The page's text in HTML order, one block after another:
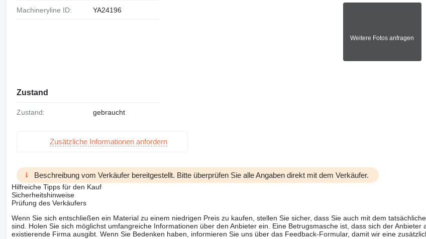
Weitere Fotos anfragen
Machineryline ID: YA24196
Zustand
Zustand: gebraucht
Zusätzliche Informationen anfordern
Beschreibung vom Verkäufer bereitgestellt. Bitte überprüfen Sie alle Angaben direkt mit dem Verkäufer.
Hilfreiche Tipps für den Kauf
Sicherheitshinweise
Prüfung des Verkäufers
Wenn Sie sich entschließen ein Material zu einem niedrigen Preis zu kaufen, stellen Sie sicher, dass Sie auch mit dem
sind. Holen Sie sich möglichst umfangreiche Informationen über den Anbieter ein. Eine Betrugsmasche ist, dass sich der Anbieter
existierende Firma ausgibt. Wenn Sie Bedenken haben, informieren Sie uns über das Feedback-Formular, damit wir eine